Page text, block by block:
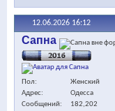
12.06.2026 16:12
Сапна
Пол
Женский
Адрес
Одесса
Сообщений
182,202